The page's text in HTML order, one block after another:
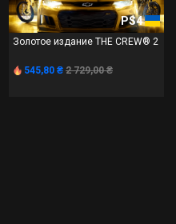
PS4
Золотое издание THE CREW® 2
545,80 ₴ 2 729,00 ₴